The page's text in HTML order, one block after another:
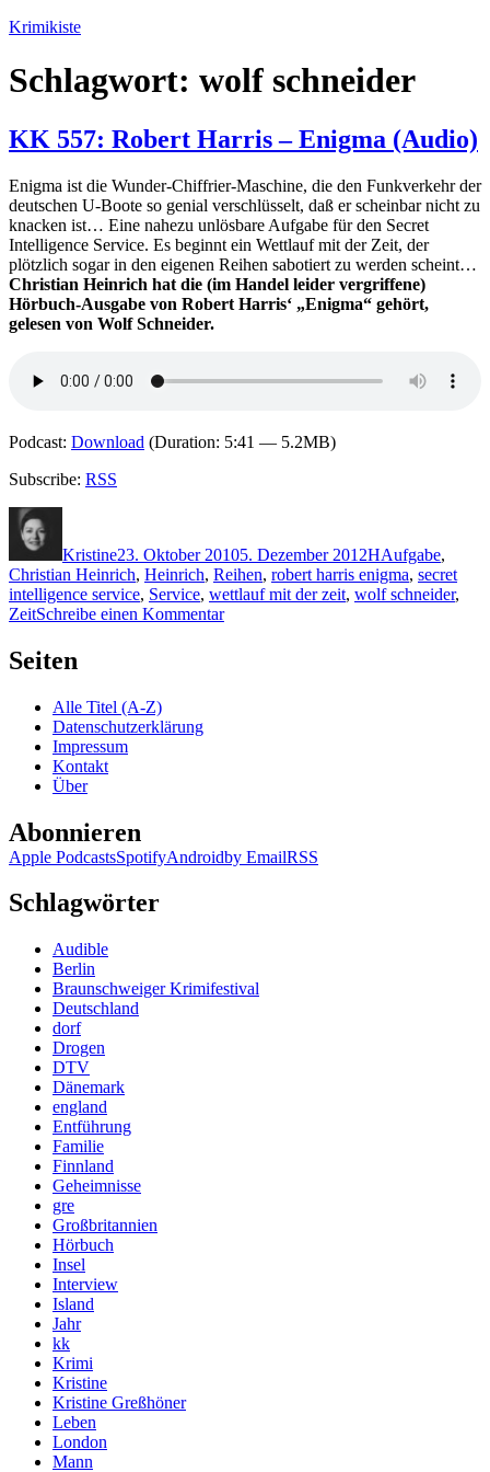
Zum
springen
Krimikiste
Schlagwort: wolf schneider
KK 557: Robert Harris – Enigma (Audio)
Enigma ist die Wunder-Chiffrier-Maschine, die den Funkverkehr der
deutschen U-Boote so genial verschlüsselt, daß er scheinbar nicht zu
knacken ist… Eine nahezu unlösbare Aufgabe für den Secret
Intelligence Service. Es beginnt ein Wettlauf mit der Zeit, der
plötzlich sogar in den eigenen Reihen sabotiert zu werden scheint…
Christian Heinrich hat die (im Handel leider vergriffene)
Hörbuch-Ausgabe von Robert Harris‘ „Enigma“ gehört,
gelesen von Wolf Schneider.
Podcast: Download (Duration: 5:41 — 5.2MB)
Subscribe: RSS
Kristine23. Oktober 20105. Dezember 2012HAufgabe,
Christian Heinrich, Heinrich, Reihen, robert harris enigma, secret
intelligence service, Service, wettlauf mit der zeit, wolf schneider,
ZeitSchreibe einen Kommentarzu
Seiten
Alle Titel (A-Z)
Datenschutzerklärung
Impressum
Kontakt
Über
Abonnieren
Apple PodcastsSpotifyAndroidby EmailRSS
Schlagwörter
Audible
Berlin
Braunschweiger Krimifestival
Deutschland
dorf
Drogen
DTV
Dänemark
england
Entführung
Familie
Finnland
Geheimnisse
gre
Großbritannien
Hörbuch
Insel
Interview
Island
Jahr
kk
Krimi
Kristine
Kristine Greßhöner
Leben
London
Mann